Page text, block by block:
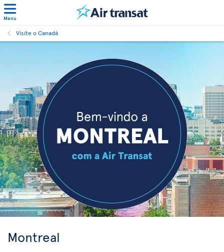
Menu
Visite o Canadá
Montreal